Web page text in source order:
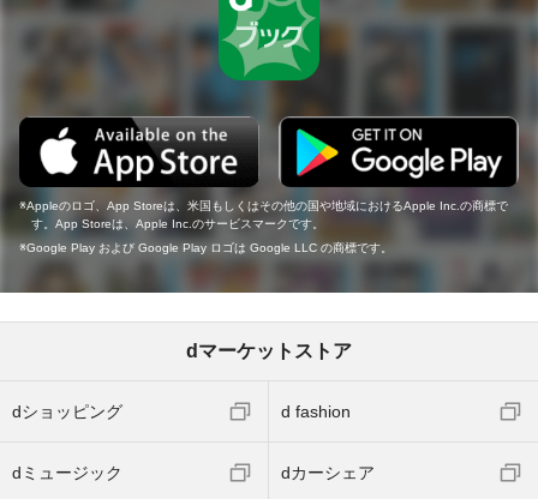
Appleのロゴ、App Storeは、米国もしくはその他の国や地域におけるApple Inc.の商標で
す。App Storeは、Apple Inc.のサービスマークです。
Google Play および Google Play ロゴは Google LLC の商標です。
dマーケットストア
dショッピング d fashion
dミュージック dカーシェア